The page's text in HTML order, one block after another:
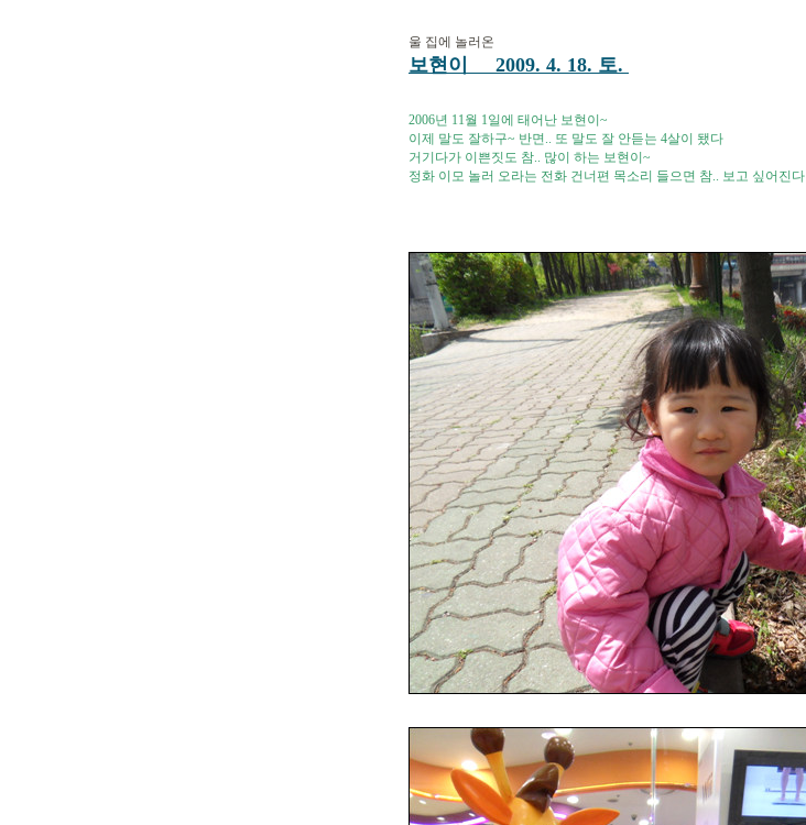
울 집에 놀러온
보현이 2009. 4. 18. 토.
2006년 11월 1일에 태어난 보현이~
이제 말도 잘하구~ 반면.. 또 말도 잘 안듣는 4살이 됐다
거기다가 이쁜짓도 참.. 많이 하는 보현이~
정화 이모 놀러 오라는 전화 건너편 목소리 들으면 참.. 보고 싶어진다